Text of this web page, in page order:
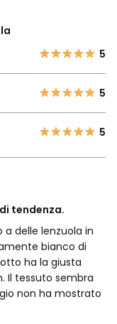
5
5
5
tendenza.
delle lenzuola in
bianco di
ha la giusta
Il tessuto sembra
non ha mostrato